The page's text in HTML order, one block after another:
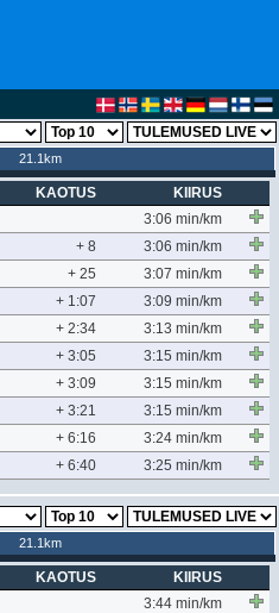
21.1km
KAOTUS
KIIRUS
3:06 min/km
+ 8
3:06 min/km
+ 25
3:07 min/km
+ 1:07
3:09 min/km
+ 2:34
3:13 min/km
+ 3:05
3:15 min/km
+ 3:09
3:15 min/km
+ 3:21
3:15 min/km
+ 6:16
3:24 min/km
+ 6:40 3:25 min/km
21.1km
KAOTUS
KIIRUS
3:44 min/km